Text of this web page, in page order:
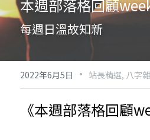
後天派陽宅
黃金會員專區
八字雜記
試閱專區
Podcast聽書
線上學苑
本週部落格回顧
每週日溫故知新
2022年6月5日 · 站長精選, 八字
《本週部落格回顧
《十神高階實戰錄》完整典